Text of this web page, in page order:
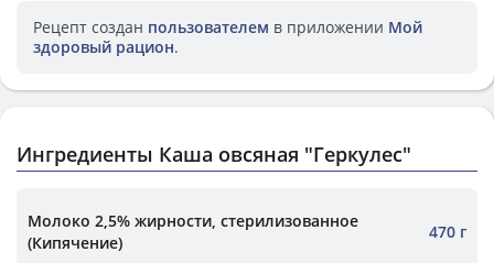
Рецепт создан пользователем в приложении Мой
здоровый рацион.
Ингредиенты Каша овсяная "Геркулес"
Молоко 2,5% жирности, стерилизованное
(Кипячение)
470 г